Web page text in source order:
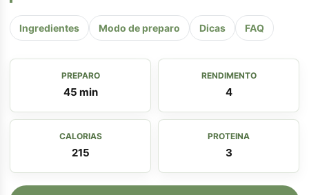
Ingredientes Modo de preparo Dicas FAQ
PREPARO
45 min
RENDIMENTO
4
CALORIAS
215
PROTEINA
3